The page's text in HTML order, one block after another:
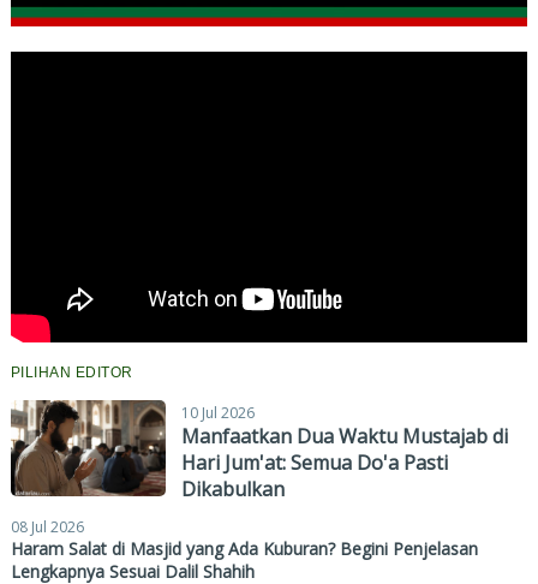
PILIHAN EDITOR
10 Jul 2026
Manfaatkan Dua Waktu Mustajab di
Hari Jum'at: Semua Do'a Pasti
Dikabulkan
08 Jul 2026
Haram Salat di Masjid yang Ada Kuburan? Begini Penjelasan
Lengkapnya Sesuai Dalil Shahih